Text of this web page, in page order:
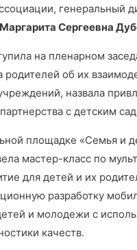
генеральный
Маргарита Сергеевна
на пленарном
родителей об их
назвала
с детским
площадке «Семья и
мастер-класс по
для детей и их
разработку
и молодежи с
качеств.